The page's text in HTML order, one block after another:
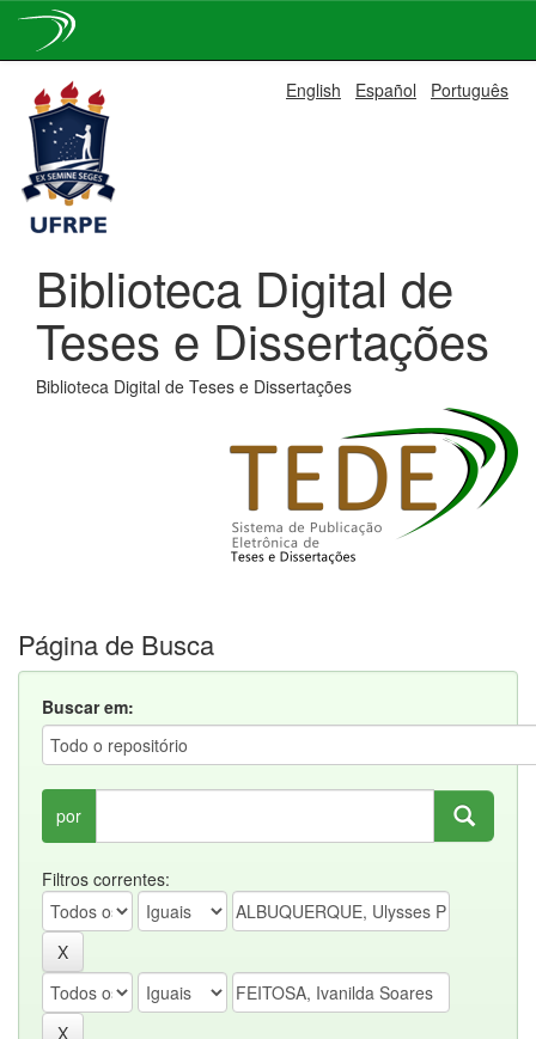
navigation
English Español Português
Biblioteca Digital de
Teses e Dissertações
Biblioteca Digital de Teses e Dissertações
Página de Busca
Buscar em:
por
Filtros correntes: